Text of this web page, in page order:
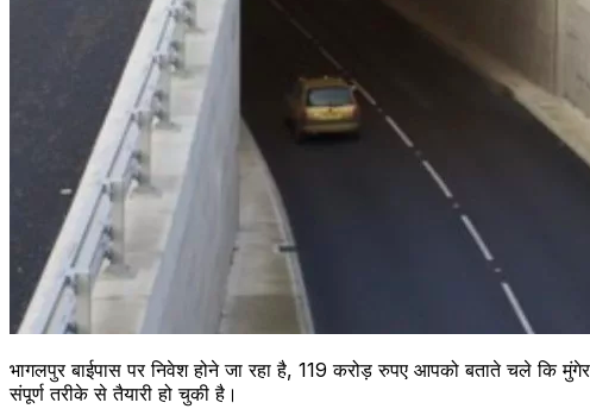
भागलपुर बाईपास पर निवेश होने जा रहा है, 119 करोड़ रुपए आपको बताते चले कि
संपूर्ण तरीके से तैयारी हो चुकी है।